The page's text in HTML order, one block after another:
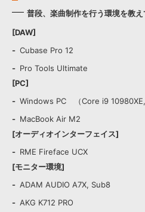
普段、楽曲制作を行う環境を教
[DAW]
Cubase Pro 12
Pro Tools Ultimate
[PC]
Windows PC （Core i9 10980XE,
MacBook Air M2
[オーディオインターフェイス]
RME Fireface UCX
[モニター環境]
ADAM AUDIO A7X, Sub8
AKG K712 PRO